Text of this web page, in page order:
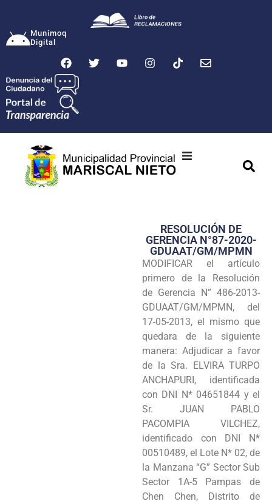
Munimoq
Digital
Transparencia
Seguridad
Programas
Intranet
RESOLUCIÓN DE
GERENCIA N°87-2020-
GDUAAT/GM/MPMN
MODIFICAR el artículo
primero de la Resolución
de Gerencia N” 486-2013-
GDUAAT/GM/MPMN, del
17-05-2013, el mismo que
quedara de la siguiente
manera: Adjudicar a favor
de la Sra. ELVIRA TURPO
ANCHAPURI, identificada
con DNI N* 04651844 y el
Sr. JUAN PABLO
PACOMPIA VILCHEZ,
identificado con DNI N*
00510489, el Lote N* 02, de
la Manzana “G” Sector Sub
Sector 1A-5 Pampas de
Chen Chen, Distrito de